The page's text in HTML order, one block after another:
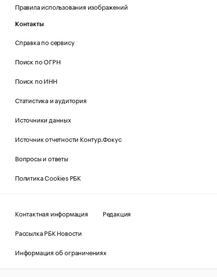
Правила использования изображений
Контакты
Справка по сервису
Поиск по ОГРН
Поиск по ИНН
Статистика и аудитория
Источники данных
Источник отчетности Контур.Фокус
Вопросы и ответы
Политика Cookies РБК
Контактная информация
Редакция
Рассылка РБК Новости
Информация об ограничениях
Правовая информация
О соблюдении авторских прав